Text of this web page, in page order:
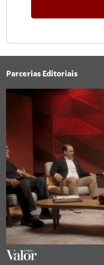
Parcerias Editoriais